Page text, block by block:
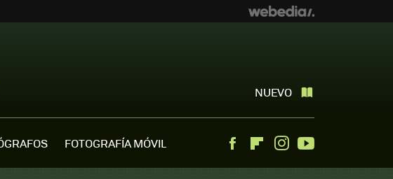
NUEVO
FOTOGRAFÍA MÓVIL FacebookFlipboardInstagram